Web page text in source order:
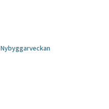
Nybyggarveckan